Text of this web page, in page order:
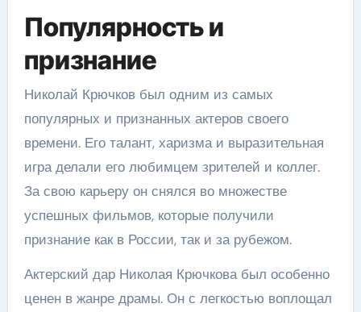
Популярность и
признание
Николай Крючков был одним из самых
популярных и признанных актеров своего
времени. Его талант, харизма и выразительная
игра делали его любимцем зрителей и коллег.
За свою карьеру он снялся во множестве
успешных фильмов, которые получили
признание как в России, так и за рубежом.
Актерский дар Николая Крючкова был особенно
ценен в жанре драмы. Он с легкостью воплощал